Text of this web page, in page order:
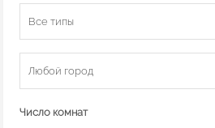
Все типы
Любой город
Число комнат